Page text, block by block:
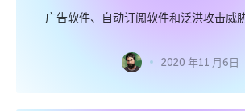
广告软件、自动订阅软件和泛洪攻击威
2020 年11 月6日